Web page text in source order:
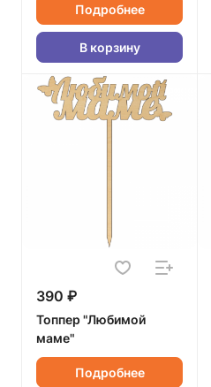
Подробнее
В корзину
390 ₽
Топпер "Любимой
маме"
Подробнее